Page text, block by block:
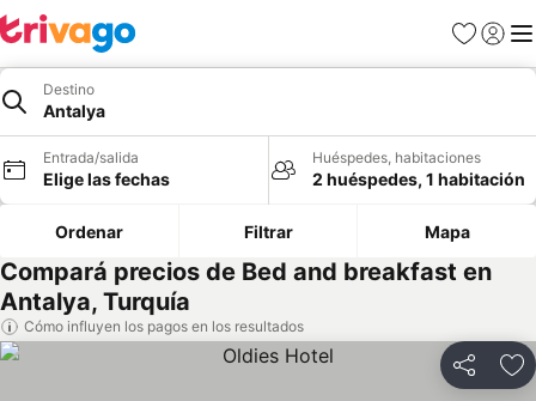
Favoritos
Iniciar
Destino
Antalya
Entrada/salida
Elige las fechas
Huéspedes, habitaciones
2 huéspedes, 1 habitación
Ordenar Filtrar Mapa
Compará precios de Bed and breakfast en
Antalya, Turquía
Cómo influyen los pagos en los resultados
Compartir